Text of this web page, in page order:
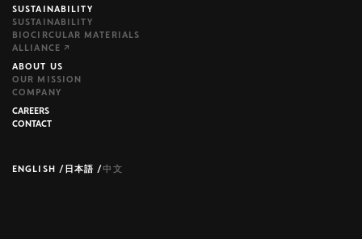
SUSTAINABILITY
SUSTAINABILITY
BIOCIRCULAR MATERIALS
ALLIANCE ↗
ABOUT US
OUR MISSION
COMPANY
CAREERS
CONTACT
ENGLISH / 日本語 /中文